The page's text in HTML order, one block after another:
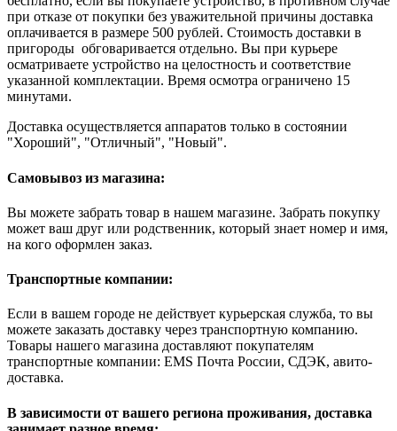
при отказе от покупки без уважительной причины доставка
оплачивается в размере 500 рублей. Стоимость доставки в
пригороды обговаривается отдельно. Вы при курьере
осматриваете устройство на целостность и соответствие
указанной комплектации. Время осмотра ограничено 15
минутами.
Доставка осуществляется аппаратов только в состоянии
"Хороший", "Отличный", "Новый".
Самовывоз из магазина:
Вы можете забрать товар в нашем магазине. Забрать покупку
может ваш друг или родственник, который знает номер и имя,
на кого оформлен заказ.
Транспортные компании:
Если в вашем городе не действует курьерская служба, то вы
можете заказать доставку через транспортную компанию.
Товары нашего магазина доставляют покупателям
транспортные компании: EMS Почта России, СДЭК, авито-
доставка.
В зависимости от вашего региона проживания, доставка